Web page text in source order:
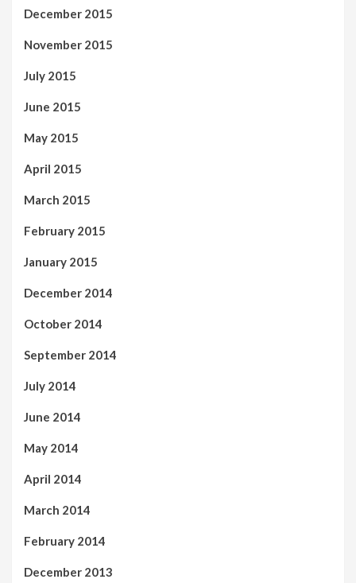
December 2015
November 2015
July 2015
June 2015
May 2015
April 2015
March 2015
February 2015
January 2015
December 2014
October 2014
September 2014
July 2014
June 2014
May 2014
April 2014
March 2014
February 2014
December 2013